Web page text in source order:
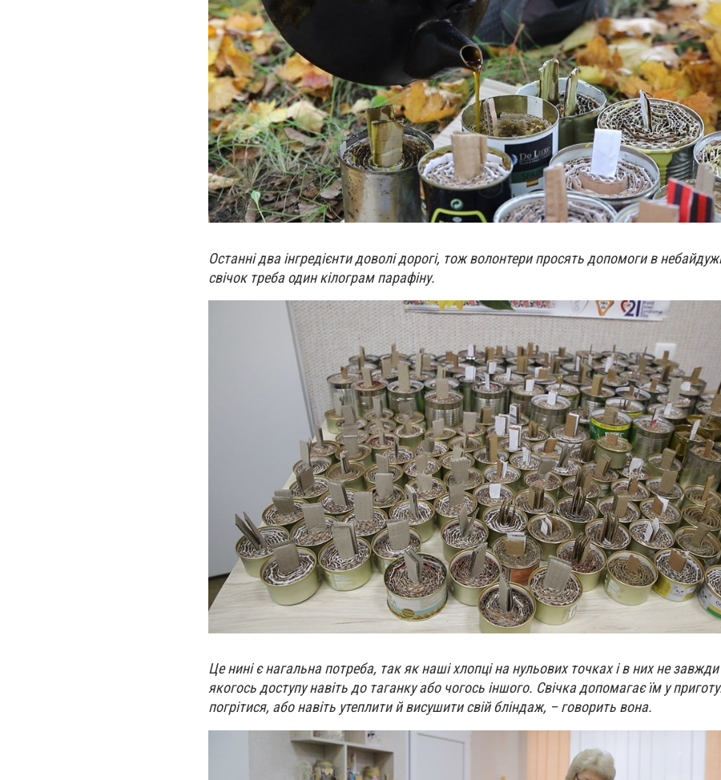
Останні два інгредієнти доволі дорогі, тож волонтери просять допомоги в
свічок треба один кілограм парафіну.
Це нині є нагальна потреба, так як наші хлопці на нульових точках і в них не
якогось доступу навіть до таганку або чогось іншого. Свічка допомагає їм у
погрітися, або навіть утеплити й висушити свій бліндаж, – говорить вона.